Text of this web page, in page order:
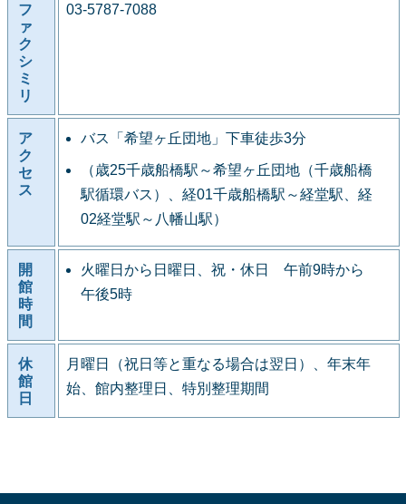
フ
ァ
ク
シ
ミ
リ
03-5787-7088
ア
ク
セ
ス
バス「希望ヶ丘団地」下車徒歩3分
（歳25千歳船橋駅～希望ヶ丘団地（千歳船橋
駅循環バス）、経01千歳船橋駅～経堂駅、経
02経堂駅～八幡山駅）
開
館
時
間
火曜日から日曜日、祝・休日 午前9時から
午後5時
休
館
日
月曜日（祝日等と重なる場合は翌日）、年末年
始、館内整理日、特別整理期間